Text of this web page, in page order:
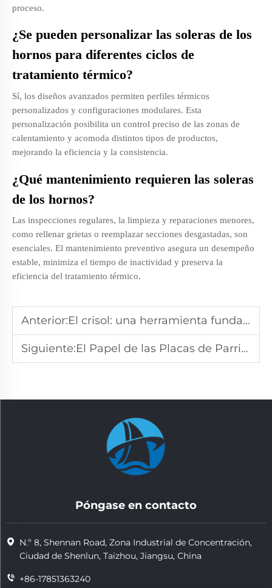
proceso.
¿Se pueden personalizar las soleras de los
hornos para diferentes ciclos de
tratamiento térmico?
Sí, los diseños avanzados permiten perfiles térmicos
personalizados y configuraciones modulares. Esta
personalización posibilita un control preciso de las zonas de
calentamiento y acomoda distintos tipos de productos,
mejorando la eficiencia y la consistencia.
¿Qué mantenimiento requieren las soleras
de los hornos?
Las inspecciones regulares, la limpieza y reparaciones menores,
como rellenar grietas o reemplazar secciones desgastadas, son
esenciales. El mantenimiento preventivo asegura un desempeño
estable, minimiza el tiempo de inactividad y preserva la
eficiencia del tratamiento térmico.
Anterior:El crisol: una herramienta fundamental en la fundición de metales y sus aplicaciones modernas
Siguiente:El Papel de las Placas de Parrilla en la Mejora de la Eficiencia y Seguridad del Horno
Póngase en contacto
N.º 8, Shennan Road, Zona Industrial de Concentración,
Ciudad de Shenlun, Taizhou, Jiangsu, China
+86-17851363240